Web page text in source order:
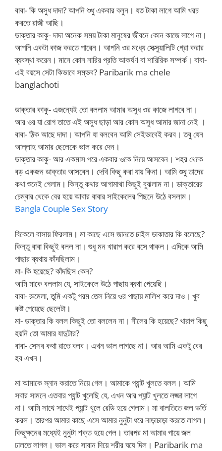
বাবা- কি অসুধ দাদা? আপনি শুধু একবার বলুন। যত টাকা লাগে আমি খরচ
করতে রাজী আছি।
ডাক্তার কাকু- দাদা অনেক সময় টাকা মানুষের জীবনে কোন কাজে লাগে না।
আপনি একটা কাজ করতে পারেন। আপনি ওর মধ্যে সেক্সুয়ালিটি গ্রো করার
ব্যবস্থা করেন। মানে কোন নারির প্রতি আকর্ষণ বা শারিরিক সম্পর্ক। বাবা-
এই বয়সে সেটা কিভাবে সম্ভব? Paribarik ma chele
banglachoti
ডাক্তার কাকু- এজন্যেই তো বললাম আমার অসুধ ওর কাজে লাগবে না।
আর ওর যা রোগ তাতে এই অসুধ ছাড়া আর কোন অসুধ আমার জানা নেই ।
বাবা- ঠিক আছে দাদা। আপনি যা বলবেন আমি সেইভাবেই করব। তবু যেন
আল্লাহ আমার ছেলেকে ভাল করে দেন।
ডাক্তার কাকু- আর একমাস পরে একবার ওকে নিয়ে আসবেন। শহর থেকে
বড় একজন ডাক্তার আসবেন। দেখি কিছু করা যায় কিনা। আমি শুধু তাদের
কথা শুনেই গেলাম। কিন্তু কথার আগামাথা কিছুই বুঝলাম না। ডাক্তারের
চেম্বার থেকে বের হয়ে আবার বাবার সাইকেলের পিছনে উঠে বসলাম।
Bangla Couple Sex Story
বিকেলে বাসায় ফিরলাম। মা কাছে এসে জানতে চাইল ডাকাতার কি বলেছে?
কিন্তু বাবা কিছুই বলল না। শুধু মন খারাপ করে বসে থাকল। এদিকে আমি
পাছার ব্যথায় কাঁদছিলাম।
মা- কি হয়েছে? কাঁদছিস কেন?
আমি মাকে বললাম যে, সাইকেলে উঠে পাছায় ব্যথা পেয়েছি।
বাবা- রুমেলা, তুমি একটু গরম তেল নিয়ে ওর পাছায় মালিশ করে দাও। খুব
কষ্ট পেয়েছে ছেলেটা।
মা- ডাক্তার কি বলল কিছুই তো বললেন না। নীলের কি হয়েছে? খারাপ কিছু
হয়নি তো আমার যাদুটার?
বাবা- সেসব কথা রাতে বলব। এখন ভাল লাগছে না। আর আমি একটু বের
হব এখন।
মা আমাকে স্নান করাতে নিয়ে গেল। আমাকে প্যান্ট খুলতে বলল। আমি
সবার সামনে এতবার প্যান্ট খুলেছি যে, এখন আর প্যান্ট খুলতে লজ্জা লাগে
না। আমি সাথে সাথেই প্যান্ট খুলে রেডি হয়ে গেলাম। মা বালতিতে জল ভর্তি
করল। তারপর আমার কাছে এসে আমার নুনুটা ধরে নাড়াচাড়া করতে লাগল।
কিছুক্ষনের মধ্যেই নুনুটা শক্ত হয়ে গেল। তারপর মা আমার গায়ে জল
ঢালতে লাগল। ভাল করে সাবান দিয়ে শরীর ঘষে দিল। Paribarik ma